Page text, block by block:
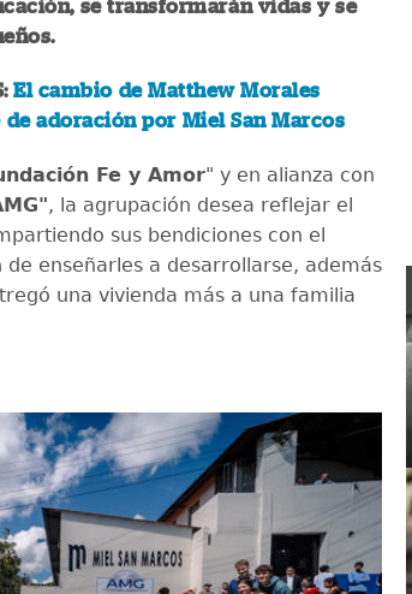
se transformarán vidas y se
El cambio de Matthew Morales
adoración por Miel San Marcos
Fe y Amor" y en alianza con
, la agrupación desea reflejar el
sus bendiciones con el
enseñarles a desarrollarse, además
una vivienda más a una familia